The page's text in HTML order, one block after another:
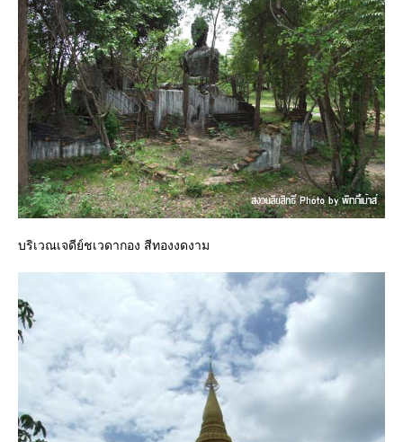
บริเวณเจดีย์ชเวดากอง สีทองงดงาม